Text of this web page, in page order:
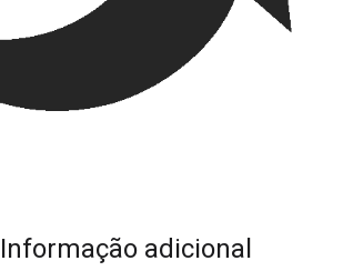
Informação adicional